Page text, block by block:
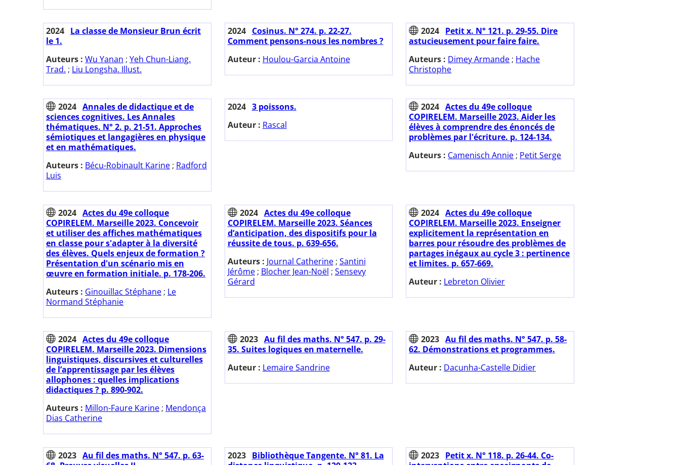
2024 La classe de Monsieur Brun écrit
le 1.
Auteurs : Wu Yanan ; Yeh Chun-Liang.
Trad. ; Liu Longsha. Illust.
2024
Cosinus. N° 274. p. 22-27.
Comment pensons-nous les nombres ?
Auteur : Houlou-Garcia Antoine
2024 Petit x. N° 121. p. 29-55. Dire
astucieusement pour faire faire.
Auteurs : Dimey Armande ; Hache
Christophe
2024 Annales de didactique et de
sciences cognitives. Les Annales
thématiques. N° 2. p. 21-51. Approches
sémiotiques et langagières en physique
et en mathématiques.
Auteurs : Bécu-Robinault Karine ; Radford
Luis
2024 3 poissons.
Auteur : Rascal
2024 Actes du 49e colloque
COPIRELEM. Marseille 2023. Aider les
élèves à comprendre des énoncés de
problèmes par l'écriture. p. 124-134.
Auteurs : Camenisch Annie ; Petit Serge
2024 Actes du 49e colloque
COPIRELEM. Marseille 2023. Concevoir
et utiliser des affiches mathématiques
en classe pour s'adapter à la diversité
des élèves. Quels enjeux de formation ?
Présentation d'un scénario mis en
œuvre en formation initiale. p. 178-206.
Auteurs : Ginouillac Stéphane ; Le
Normand Stéphanie
2024 Actes du 49e colloque
COPIRELEM. Marseille 2023. Séances
d’anticipation, des dispositifs pour la
réussite de tous. p. 639-656.
Auteurs : Journal Catherine; Santini
Jérôme; Blocher Jean-Noël ; Sensevy
Gérard
2024 Actes du 49e colloque
COPIRELEM. Marseille 2023. Enseigner
explicitement la représentation en
barres pour résoudre des problèmes de
partages inégaux au cycle 3 : pertinence
et limites. p. 657-669.
Auteur : Lebreton Olivier
2024 Actes du 49e colloque
COPIRELEM. Marseille 2023. Dimensions
linguistiques, discursives et culturelles
de l’apprentissage par les élèves
allophones : quelles implications
didactiques ? p. 890-902.
Auteurs : Millon-Faure Karine ; Mendonça
Dias Catherine
2023 Au fil des maths. N° 547. p. 29-
35. Suites logiques en maternelle.
Auteur : Lemaire Sandrine
2023 Au fil des maths. N° 547. p. 58-
62. Démonstrations et programmes.
Auteur : Dacunha-Castelle Didier
2023 Au fil des maths. N° 547. p. 63-
2023
Bibliothèque Tangente. N° 81. La
2023 Petit x. N° 118. p. 26-44. Co-